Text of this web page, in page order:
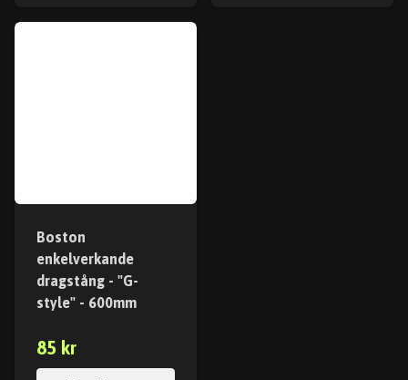
Boston
enkelverkande
dragstång - "G-
style" - 600mm
85 kr